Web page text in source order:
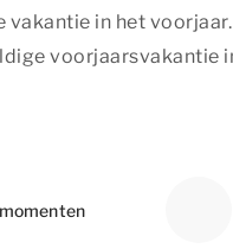
in het
voorjaarsvakantie